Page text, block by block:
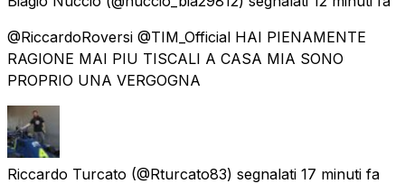
@RiccardoRoversi @TIM_Official HAI PIENAMENTE
RAGIONE MAI PIU TISCALI A CASA MIA SONO
PROPRIO UNA VERGOGNA
Riccardo Turcato (@Rturcato83) segnalati 17 minuti fa